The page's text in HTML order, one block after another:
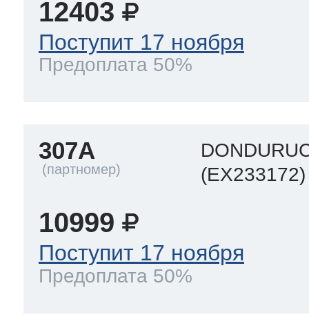
12403
Поступит 17 ноября
Предоплата 50%
307A
(EX233172)
10999
Поступит 17 ноября
Предоплата 50%